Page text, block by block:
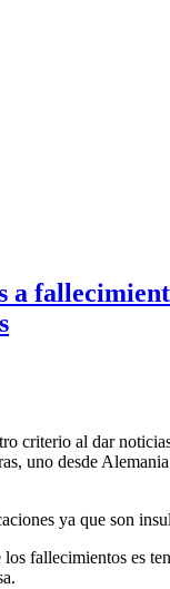
a
criterio al dar
uno desde
ya que son
fallecimientos es